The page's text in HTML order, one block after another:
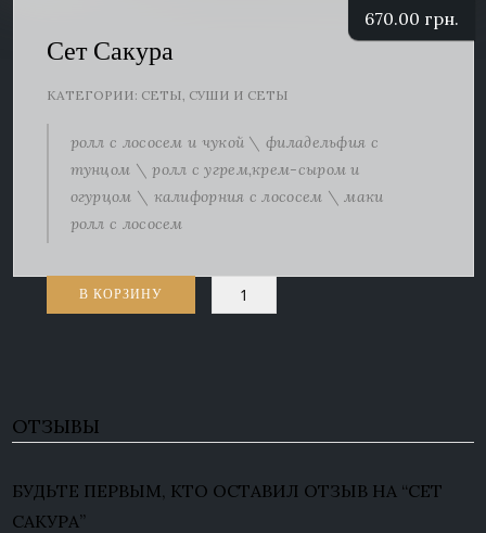
Сет Сакура
670.00 грн.
КАТЕГОРИИ: СЕТЫ, СУШИ И СЕТЫ
ролл с лососем и чукой \ филадельфия с
тунцом \ ролл с угрем,крем-сыром и
огурцом \ калифорния с лососем \ маки
ролл с лососем
товара
Сет
В КОРЗИНУ
ОТЗЫВЫ
БУДЬТЕ ПЕРВЫМ, КТО ОСТАВИЛ ОТЗЫВ НА “СЕТ
САКУРА”